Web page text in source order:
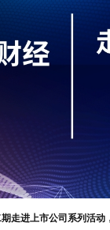
走进上市公司系列活